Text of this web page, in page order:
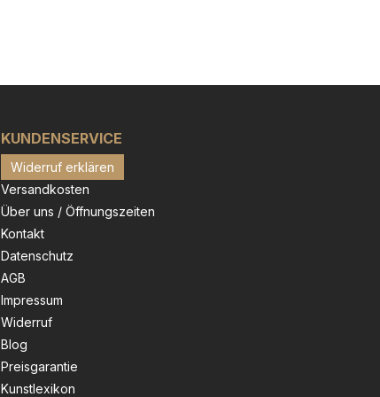
KUNDENSERVICE
Widerruf erklären
Versandkosten
Über uns / Öffnungszeiten
Kontakt
Datenschutz
AGB
Impressum
Widerruf
Blog
Preisgarantie
Kunstlexikon